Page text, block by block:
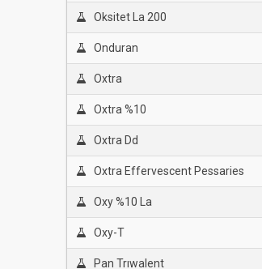
Oksitet La 200
Onduran
Oxtra
Oxtra %10
Oxtra Dd
Oxtra Effervescent Pessaries
Oxy %10 La
Oxy-T
Pan Trıwalent